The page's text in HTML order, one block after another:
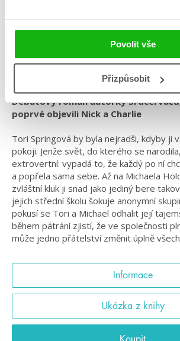
Povolit vše
Přizpůsobit
Debutový román autorky
poprvé objevili Nick a Charlie
Tori Springová by byla nejradši, kdyby ji
pokoji. Jenže svět, do kterého se
extrovertní: vypadá to, že každý po ní
a popřela sama sebe. Až na Michaela
zvláštní kluk ji snad jako jediný bere
jejich střední školu šokuje anonymní
pokusí se Tori a Michael odhalit její
během pátrání zjistí, že ve společnosti
může jedno přátelství změnit úplně
Informace
Ukázka z knihy